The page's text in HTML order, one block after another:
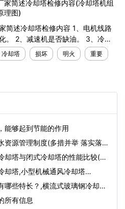
说，在不同的
家简述冷却塔检修内容(冷却塔机组
理图)
简述冷却塔检修内容 1、电机线路
。 2、减速机是否缺油。 3、冷却
水器是否损坏。 4、填料是否堵
5、塔体框架紧固件和螺丝是否松
冷却塔 损坏 明火 重要
能够起到节能的作用
资源管理制度(多措并举 落实落
却塔与闭式冷却塔的性能比较(广
却塔,小型机械通风冷却塔…
哪些特长？,横流式玻璃钢冷却塔
所有信息